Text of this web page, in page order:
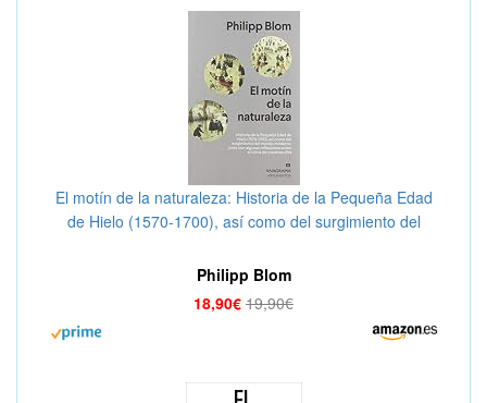
El motín de la naturaleza: Historia de la Pequeña Edad
de Hielo (1570-1700), así como del surgimiento del
clima de nuestros días: 536 (Argumentos)
Philipp Blom
18,90€ 19,90€